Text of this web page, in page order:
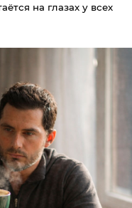
на глазах у всех